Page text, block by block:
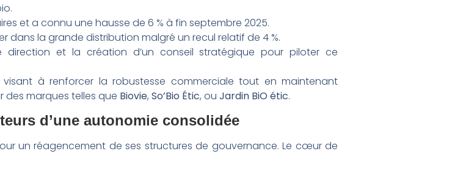
et a connu une hausse de 6 % à fin septembre 2025.
dans la grande distribution malgré un recul relatif de 4 %.
direction et la création d’un conseil stratégique pour piloter ce
à renforcer la robustesse commerciale tout en maintenant
marques telles que Biovie, So’Bio Étic, ou Jardin BiO étic.
d’une autonomie consolidée
un réagencement de ses structures de gouvernance. Le cœur de